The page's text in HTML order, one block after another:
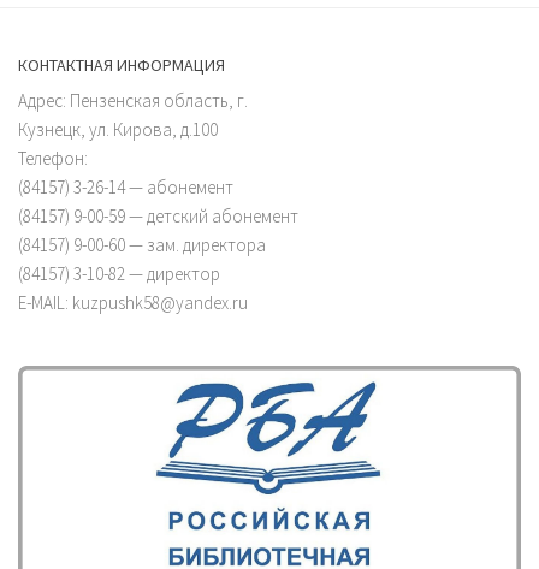
КОНТАКТНАЯ ИНФОРМАЦИЯ
Адрес: Пензенская область, г.
Кузнецк, ул. Кирова, д.100
Телефон:
(84157) 3-26-14 — абонемент
(84157) 9-00-59 — детский абонемент
(84157) 9-00-60 — зам. директора
(84157) 3-10-82 — директор
E-MAIL: kuzpushk58@yandex.ru